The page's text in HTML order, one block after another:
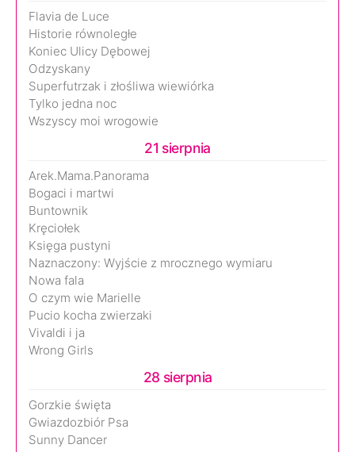
Flavia de Luce
Historie równoległe
Koniec Ulicy Dębowej
Odzyskany
Superfutrzak i złośliwa wiewiórka
Tylko jedna noc
Wszyscy moi wrogowie
21 sierpnia
Arek.Mama.Panorama
Bogaci i martwi
Buntownik
Kręciołek
Księga pustyni
Naznaczony: Wyjście z mrocznego wymiaru
Nowa fala
O czym wie Marielle
Pucio kocha zwierzaki
Vivaldi i ja
Wrong Girls
28 sierpnia
Gorzkie święta
Gwiazdozbiór Psa
Sunny Dancer